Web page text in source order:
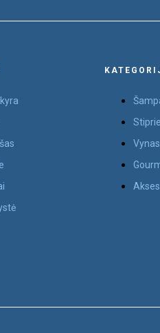
Vynas